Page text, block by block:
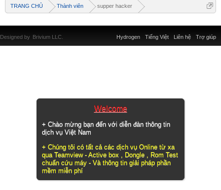
Welcome
+ Chào mừng bạn đến với diễn đàn thông tin
dịch vụ Việt Nam
+ Chúng tôi có tất cả các dịch vụ Online từ xa
qua Teamview - Active box , Dongle , Rom Test
chuẩn cứu máy - Và thông tin giải pháp phần
mềm miễn phí
TRANG CHỦ Thành viên supper hacker
Liên hệ Trợ giúp
Hydrogen Tiếng Việt
Designed by Brivium LLC.